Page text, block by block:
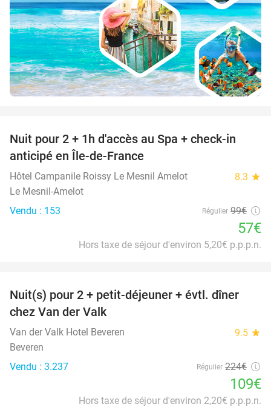
42%
Nuit pour 2 + 1h d'accès au Spa + check-in
anticipé en Île-de-France
Hôtel Campanile Roissy Le Mesnil Amelot 8.3 star
Le Mesnil-Amelot
Vendu : 153
Régulier 99€
57€
Hors taxe de séjour d'environ 5,20€ p.p.p.n.
51%
Nuit(s) pour 2 + petit-déjeuner + évtl. dîner
chez Van der Valk
Van der Valk Hotel Beveren 9.5 star
Beveren
Vendu : 3.237
Régulier 224€
109€
Hors taxe de séjour d'environ 2,20€ p.p.p.n.